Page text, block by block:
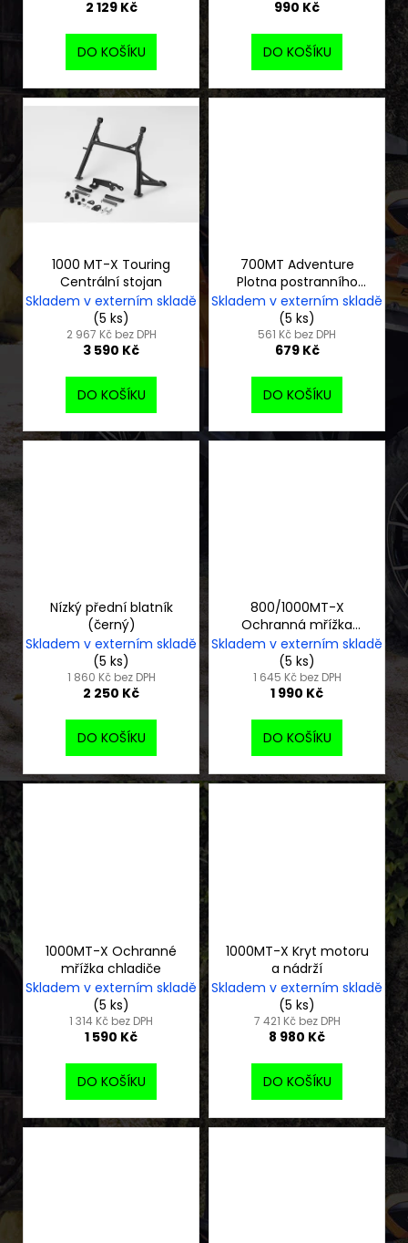
2 129 Kč
DO KOŠÍKU
990 Kč
DO KOŠÍKU
1000 MT-X Touring
Centrální stojan
Skladem v externím skladě
(5 ks)
2 967 Kč bez DPH
3 590 Kč
DO KOŠÍKU
700MT Adventure
Plotna postranního
stojanu
Skladem v externím skladě
(5 ks)
561 Kč bez DPH
679 Kč
DO KOŠÍKU
Nízký přední blatník
(černý)
Skladem v externím skladě
(5 ks)
1 860 Kč bez DPH
2 250 Kč
DO KOŠÍKU
800/1000MT-X
Ochranná mřížka
světlometu
Skladem v externím skladě
(5 ks)
1 645 Kč bez DPH
1 990 Kč
DO KOŠÍKU
1000MT-X Ochranné
mřížka chladiče
Skladem v externím skladě
(5 ks)
1 314 Kč bez DPH
1 590 Kč
DO KOŠÍKU
1000MT-X Kryt motoru
a nádrží
Skladem v externím skladě
(5 ks)
7 421 Kč bez DPH
8 980 Kč
DO KOŠÍKU